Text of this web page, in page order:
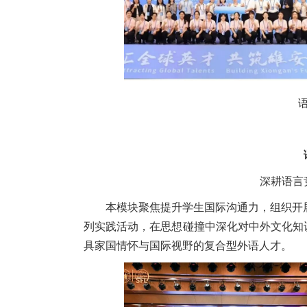
深耕语言
本模块聚焦提升学生国际沟通力，组织开
列实践活动，在思想碰撞中深化对中外文化
具家国情怀与国际视野的复合型外语人才。